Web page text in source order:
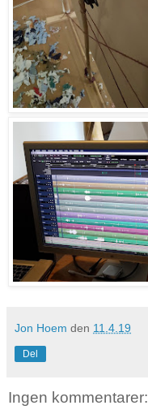
Jon Hoem den 11.4.19
Del
Ingen kommentarer: